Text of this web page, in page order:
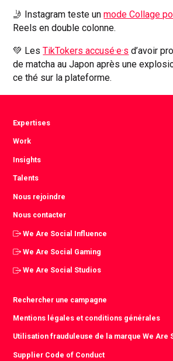
🤳 Instagram teste unmode Collage
Reels en double colonne.
💚 LesTikTokers accusé·e·s d’avoir
de matcha au Japon après une
ce thé sur la plateforme.
Expertises
Work
Insights
Talents
Nous rejoindre
Nous contacter
We Are Social Influence
We Are Social Gaming
We Are Social Studios
Rechercher une campagne
Mentions légales et conditions générales
Utilisation frauduleuse de la marque We Are
Supplier Code of Conduct